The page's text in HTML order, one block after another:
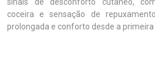
coceira e sensação de
prolongada e conforto desde a primeira